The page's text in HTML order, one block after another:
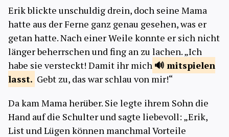
Erik blickte unschuldig drein, doch seine Mama
hatte aus der Ferne ganz genau gesehen, was er
getan hatte. Nach einer Weile konnte er sich nicht
länger beherrschen und fing an zu lachen. „Ich
habe sie versteckt! Damit ihr mich
mitspielen
lasst. Gebt zu, das war schlau von mir!“
Da kam Mama herüber. Sie legte ihrem Sohn die
Hand auf die Schulter und sagte liebevoll: „Erik,
List und Lügen können manchmal Vorteile